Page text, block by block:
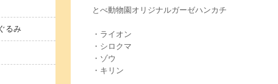
るみ
とべ動物園オリジナルガーゼハンカチ
・ライオン
・シロクマ
・ゾウ
・キリン